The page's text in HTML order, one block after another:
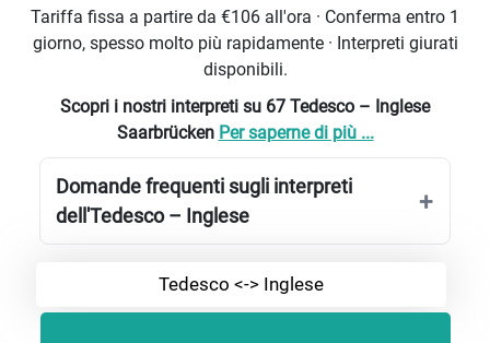
Tariffa fissa a partire da €106 all'ora · Conferma entro 1
giorno, spesso molto più rapidamente · Interpreti giurati
disponibili.
Scopri i nostri interpreti su 67 Tedesco – Inglese
Saarbrücken Per saperne di più ...
Domande frequenti sugli interpreti
dell'Tedesco – Inglese
Tedesco <-> Inglese